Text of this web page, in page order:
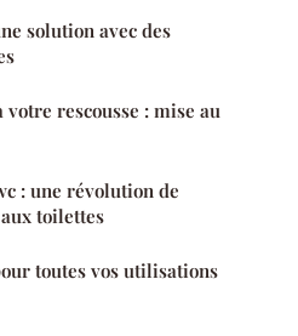
solution avec des
rescousse : mise au
: une révolution de
toilettes
toutes vos utilisations